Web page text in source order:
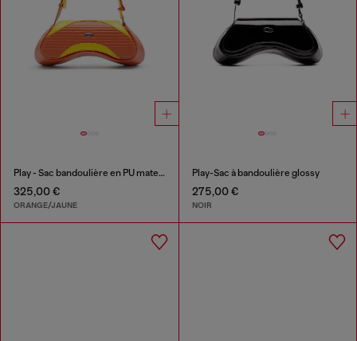
Play - Sac bandoulière en PU matelassé perforé
325,00 €
ORANGE/JAUNE
Play-Sac à bandoulière glossy
275,00 €
NOIR